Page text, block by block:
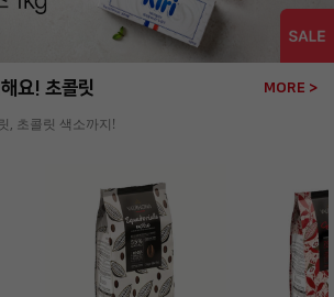
요! 초콜릿 MORE >
, 초콜릿 색소까지!